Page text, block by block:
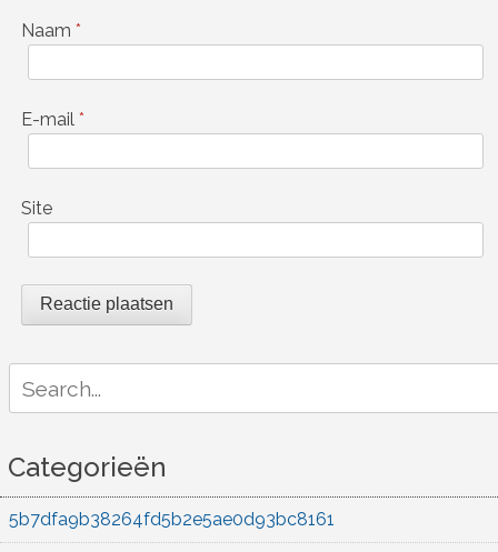
Naam *
E-mail *
Site
for:
Categorieën
5b7dfa9b38264fd5b2e5ae0d93bc8161